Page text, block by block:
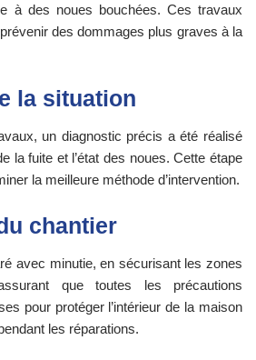
à des noues bouchées. Ces travaux
des dommages plus graves à la
la situation
un diagnostic précis a été réalisé
la fuite et l’état des noues. Cette étape
la meilleure méthode d’intervention.
chantier
avec minutie, en sécurisant les zones
que toutes les précautions
pour protéger l’intérieur de la maison
les réparations.